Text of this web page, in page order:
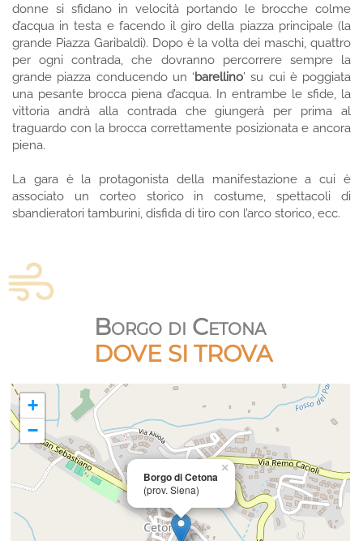
donne si sfidano in velocità portando le brocche colme
d’acqua in testa e facendo il giro della piazza principale (la
grande Piazza Garibaldi). Dopo è la volta dei maschi, quattro
per ogni contrada, che dovranno percorrere sempre la
grande piazza conducendo un ‘barellino’ su cui è poggiata
una pesante brocca piena d’acqua. In entrambe le sfide, la
vittoria andrà alla contrada che giungerà per prima al
traguardo con la brocca correttamente posizionata e ancora
piena.
La gara è la protagonista della manifestazione a cui è
associato un corteo storico in costume, spettacoli di
sbandieratori tamburini, disfida di tiro con l’arco storico, ecc.
Borgo di Cetona
DOVE SI TROVA
Borgo di Cetona
(prov. Siena)
×
+
−